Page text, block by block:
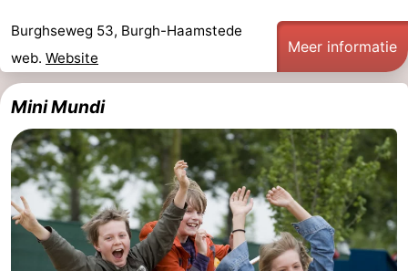
Natuur
Oosterschelde
-
Burgh
Haamstede
-
Natuur
Kop
van
Schouwen
Walcheren
-
Veere
-
Natuur
Burghseweg 53, Burgh-Haamstede
web. Website
Meer informatie
Mini Mundi